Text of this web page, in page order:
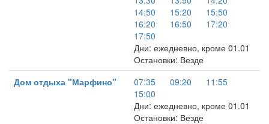
14:50
15:20
15:50
16:20
16:50
17:20
17:50
Дни: ежедневно, кроме 01.01
Остановки: Везде
Дом отдыха "Марфино"
07:35 09:20
11:55
15:00
Дни: ежедневно, кроме 01.01
Остановки: Везде